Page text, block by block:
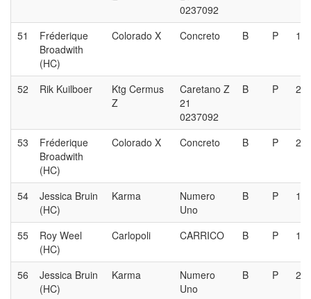
0237092
51
Fréderique
Broadwith
(HC)
Colorado X Concreto B P 1e
52 Rik Kuilboer
Ktg Cermus
Z
Caretano Z
21
0237092
B P 2e
53
Fréderique
Broadwith
(HC)
Colorado X Concreto B P 2e
54
Jessica Bruin
(HC)
Karma
Numero
Uno
B P 1e
55
Roy Weel
(HC)
Carlopoli CARRICO B P 1e
56
Jessica Bruin
(HC)
Karma
Numero
Uno
B P 2e